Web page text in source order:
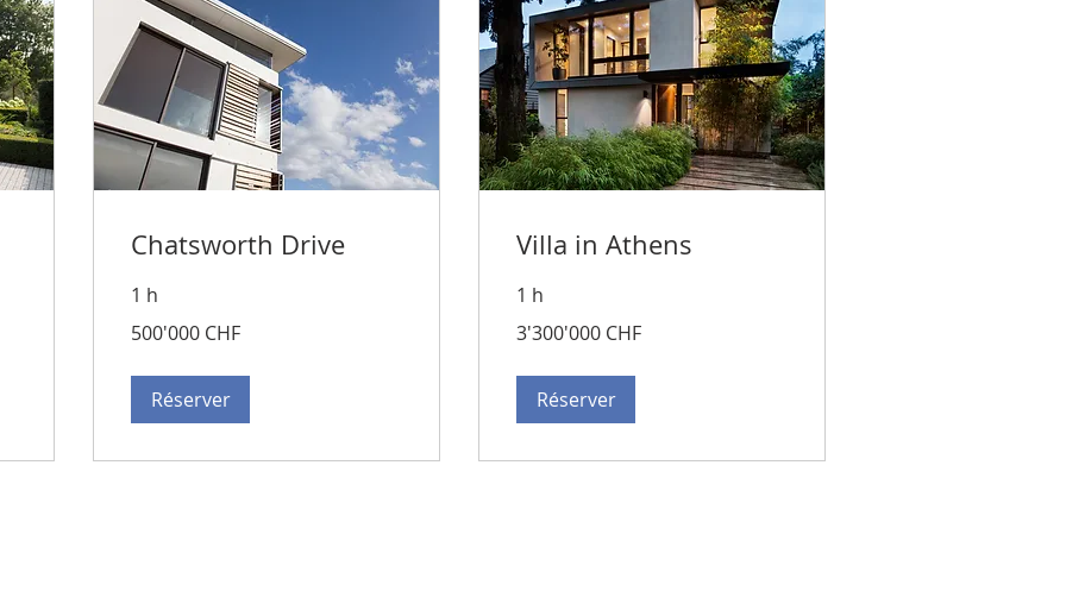
Chatsworth Drive
1 h
francs
500'000 CHF
Réserver
Villa in Athens
1 h
francs
3'300'000 CHF
Réserver